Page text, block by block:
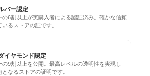
バー認定
の6割以上が実購入者による認証済み。確かな信頼
いるストアの証です。
イヤモンド認定
の9割以上を公開。最高レベルの透明性を実現し
となるストアの証明です。